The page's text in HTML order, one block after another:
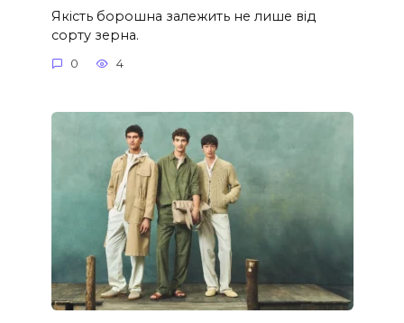
Якість борошна залежить не лише від
сорту зерна.
0 4